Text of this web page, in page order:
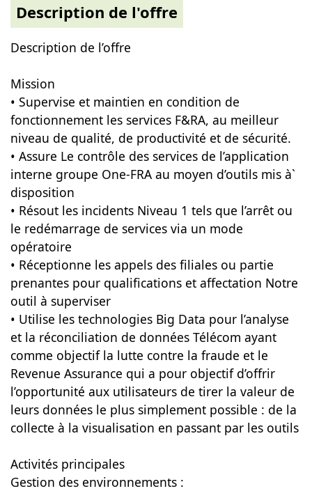
Description de l'offre
Description de l’offre
Mission
• Supervise et maintien en condition de
fonctionnement les services F&RA, au meilleur
niveau de qualité, de productivité et de sécurité.
• Assure Le contrôle des services de l’application
interne groupe One-FRA au moyen d’outils mis à`
disposition
• Résout les incidents Niveau 1 tels que l’arrêt ou
le redémarrage de services via un mode
opératoire
• Réceptionne les appels des filiales ou partie
prenantes pour qualifications et affectation Notre
outil à superviser
• Utilise les technologies Big Data pour l’analyse
et la réconciliation de données Télécom ayant
comme objectif la lutte contre la fraude et le
Revenue Assurance qui a pour objectif d’offrir
l’opportunité aux utilisateurs de tirer la valeur de
leurs données le plus simplement possible : de la
collecte à la visualisation en passant par les outils
Activités principales
Gestion des environnements :